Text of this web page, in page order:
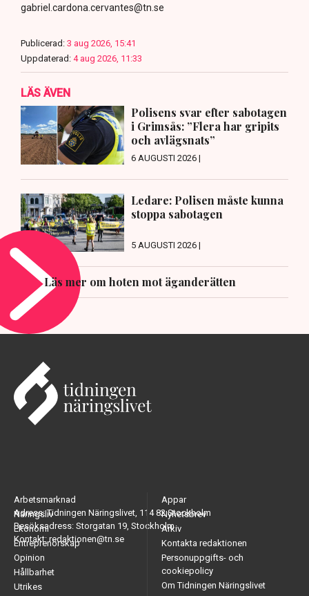
gabriel.cardona.cervantes@tn.se
Publicerad: 3 aug 2026, 15:41
Uppdaterad: 4 aug 2026, 11:33
LÄS ÄVEN
Polisens svar efter sabotagen
i Grimsås: ”Flera har gripits
och avlägsnats”
6 AUGUSTI 2026 |
Ledare: Polisen måste kunna
stoppa sabotagen
5 AUGUSTI 2026 |
Läs mer om hoten mot äganderätten
Adress: Tidningen Näringslivet, 114 82 Stockholm
Besöksadress: Storgatan 19, Stockholm
Kontakt: redaktionen@tn.se
Arbetsmarknad
Näringsliv
Ekonomi
Entreprenörskap
Opinion
Hållbarhet
Utrikes
Appar
Nyhetsbrev
Arkiv
Kontakta redaktionen
Personuppgifts- och
cookiepolicy
Om Tidningen Näringslivet